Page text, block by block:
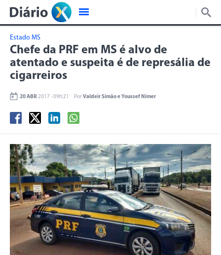
Estado MS
Chefe da PRF em MS é alvo de
atentado e suspeita é de represália de
cigarreiros
20 ABR 2017 - 09h:21 PorValdeir Simão e Youssef Nimer